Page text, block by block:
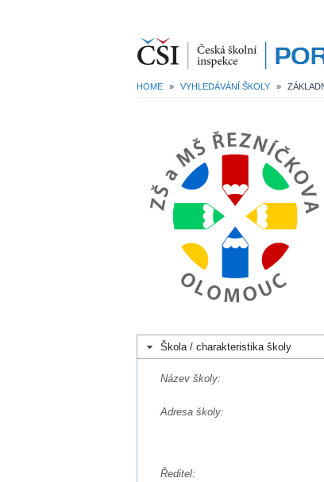
HOME » VYHLEDÁVÁNÍ ŠKOLY »
Škola / charakteristika školy
Název školy:
Adresa školy:
Ředitel: